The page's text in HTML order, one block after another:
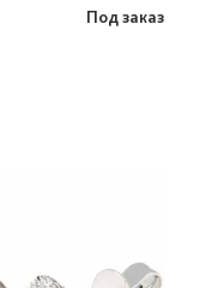
Под заказ